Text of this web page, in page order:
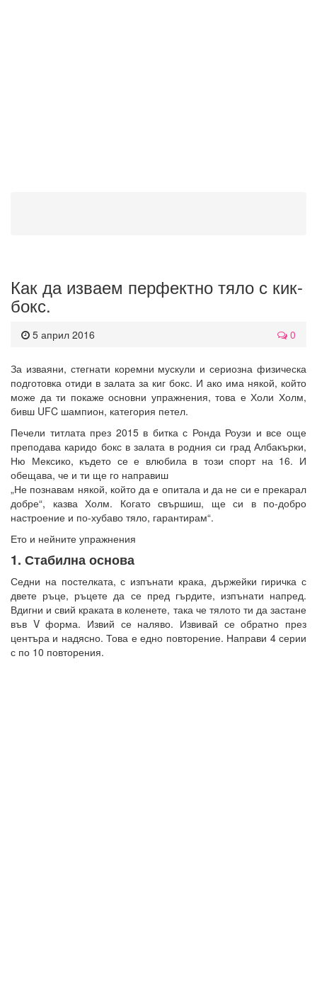
Как да изваем перфектно тяло с кик-
бокс.
5 април 2016 0
За изваяни, стегнати коремни мускули и сериозна физическа
подготовка отиди в залата за киг бокс. И ако има някой, който
може да ти покаже основни упражнения, това е Холи Холм,
бивш UFC шампион, категория петел.
Печели титлата през 2015 в битка с Ронда Роузи и все още
преподава каридо бокс в залата в родния си град Албакърки,
Ню Мексико, където се е влюбила в този спорт на 16. И
обещава, че и ти ще го направиш
„Не познавам някой, който да е опитала и да не си е прекарал
добре“, казва Холм. Когато свършиш, ще си в по-добро
настроение и по-хубаво тяло, гарантирам“.
Ето и нейните упражнения
1. Стабилна основа
Седни на постелката, с изпънати крака, държейки гиричка с
двете ръце, ръцете да се пред гърдите, изпънати напред.
Вдигни и свий краката в коленете, така че тялото ти да застане
във V форма. Извий се наляво. Извивай се обратно през
центъра и надясно. Това е едно повторение. Направи 4 серии
с по 10 повторения.